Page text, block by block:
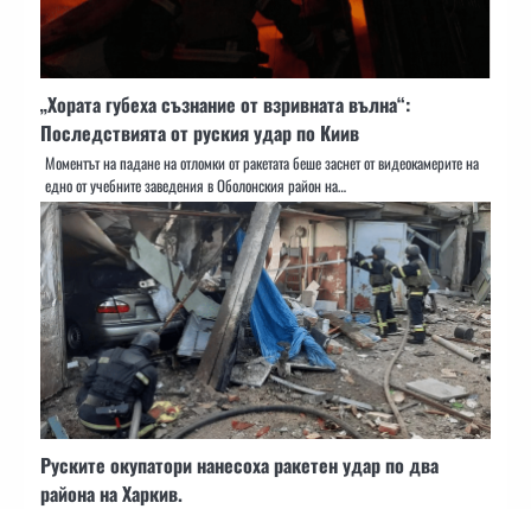
„Хората губеха съзнание от взривната вълна“:
Последствията от руския удар по Киив
Моментът на падане на отломки от ракетата беше заснет от видеокамерите на
едно от учебните заведения в Оболонския район на…
Руските окупатори нанесоха ракетен удар по два
района на Харкив.